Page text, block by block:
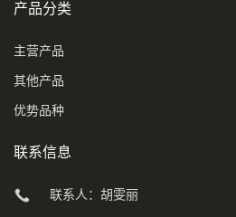
产品分类
主营产品
其他产品
优势品种
联系信息
联系人：胡雯丽